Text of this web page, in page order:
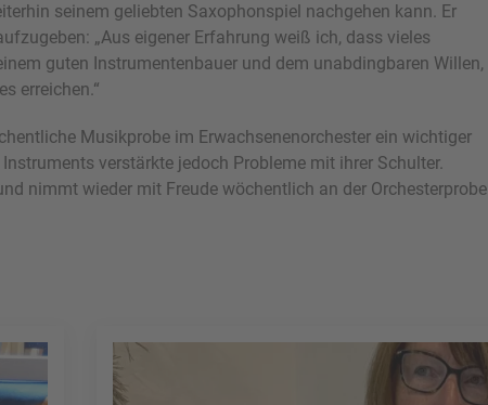
seinem geliebten Saxophonspiel nachgehen kann. Er
„Aus eigener Erfahrung weiß ich, dass vieles
guten Instrumentenbauer und dem unabdingbaren Willen,
erreichen.“
Musikprobe im Erwachsenenorchester ein wichtiger
verstärkte jedoch Probleme mit ihrer Schulter.
nimmt wieder mit Freude wöchentlich an der Orchesterprobe